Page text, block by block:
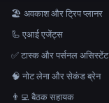
🏖 अवकाश और ट्रिप प्लानर
🦾 एआई एजेंट्स
✅ टास्क और पर्सनल असिस्टेंट
🧠 नोट लेना और सेकंड ब्रेन
👨‍💻 बैठक सहायक